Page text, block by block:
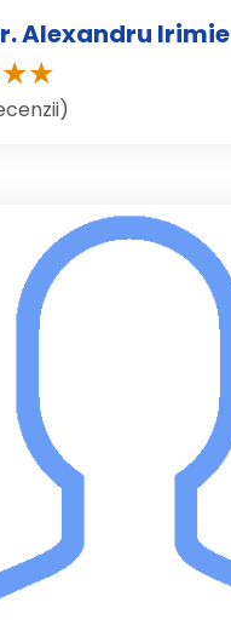
Alexandru Irimie